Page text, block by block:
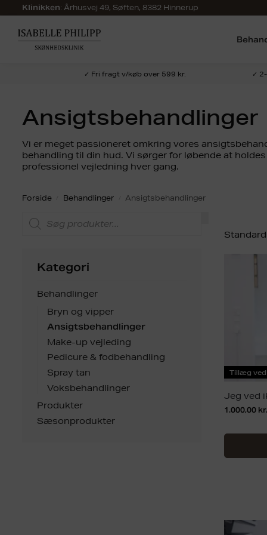
Klinikken: Århusvej 49, Søften, 8382 Hinnerup
✓ Fri fragt v/køb over 599 kr. ✓
Ansigtsbehandlinger
Vi er meget passioneret omkring vores
behandling til din hud. Vi sørger for løbende at
professionel vejledning hver gang.
Forside Behandlinger Ansigtsbehandlinger
Tillæg
Jeg ved
1.000,00 kr.
Kategori
Behandlinger
Bryn og vipper
Ansigtsbehandlinger
Make-up vejleding
Pedicure & fodbehandling
Spray tan
Voksbehandlinger
Produkter
Sæsonprodukter